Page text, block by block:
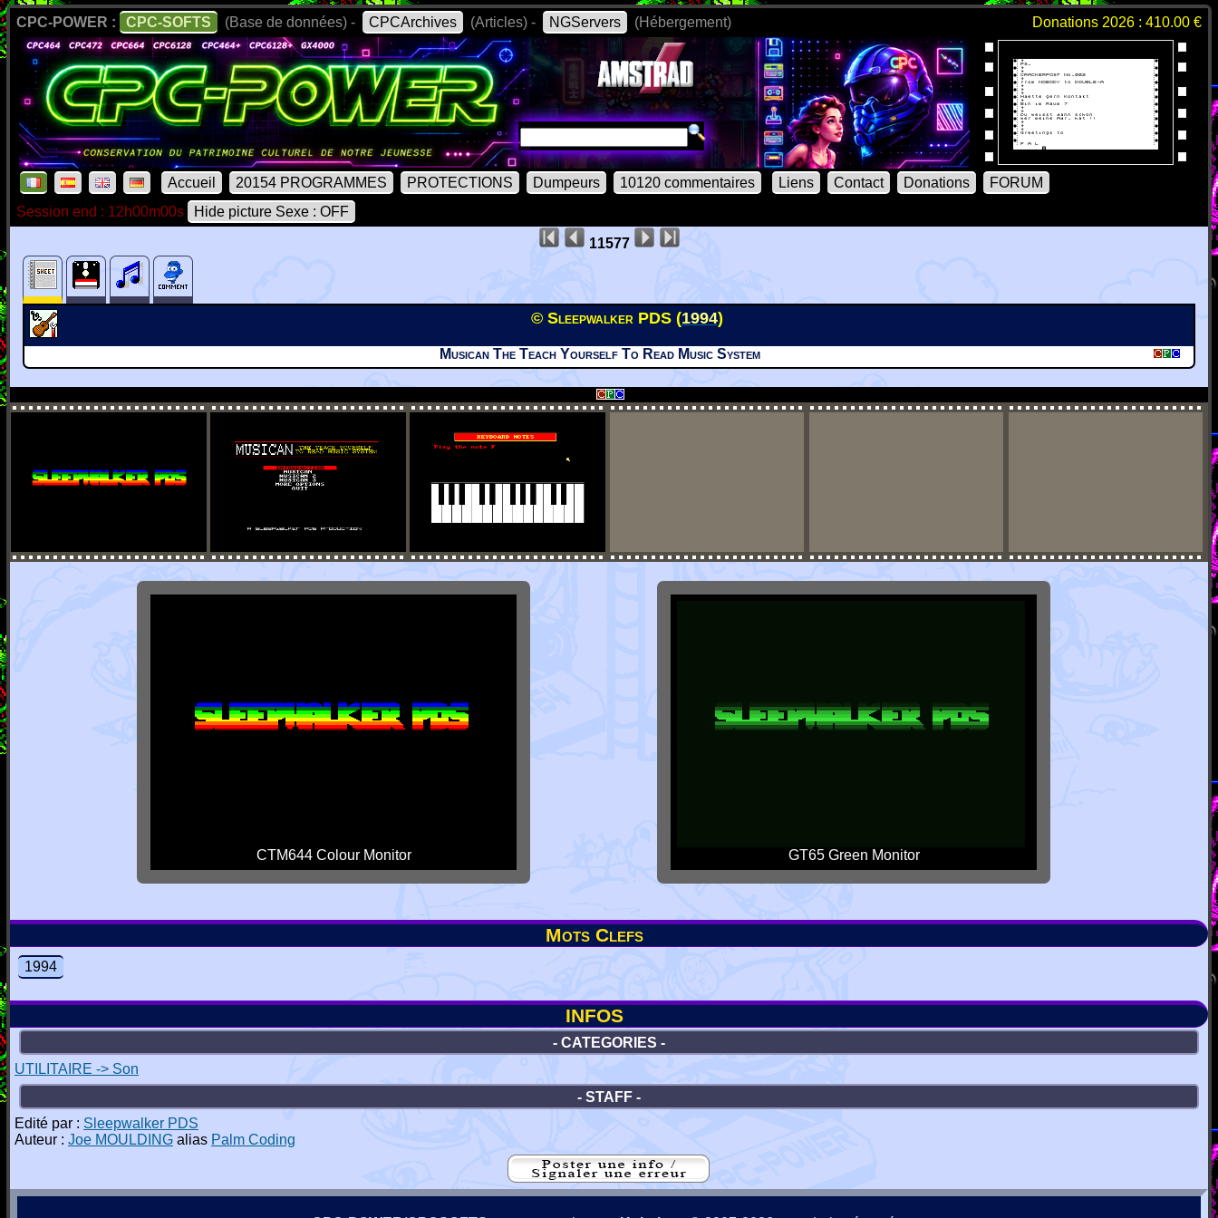
CPC-POWER : CPC-SOFTS (Base de données) - CPCArchives (Articles) - NGServers (Hébergement) Donations 2026 : 410.00 €
Accueil 20154 PROGRAMMES PROTECTIONS Dumpeurs 10120 commentaires Liens Contact Donations
FORUM
Session end : 12h00m00s
Hide picture Sexe : OFF
11577
© Sleepwalker PDS (1994)
Musican The Teach Yourself To Read Music System
CTM644 Colour Monitor GT65 Green Monitor
Mots Clefs
1994
INFOS
- CATEGORIES -
UTILITAIRE -> Son
- STAFF -
Edité par : Sleepwalker PDS
Auteur : Joe MOULDING alias Palm Coding